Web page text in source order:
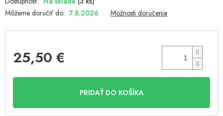
Môžeme doručiť do: 7.8.2026 Možnosti doručenia
25,50 €
PRIDAŤ DO KOŠÍKA